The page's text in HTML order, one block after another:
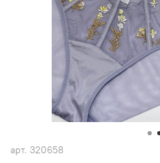
арт. 320658